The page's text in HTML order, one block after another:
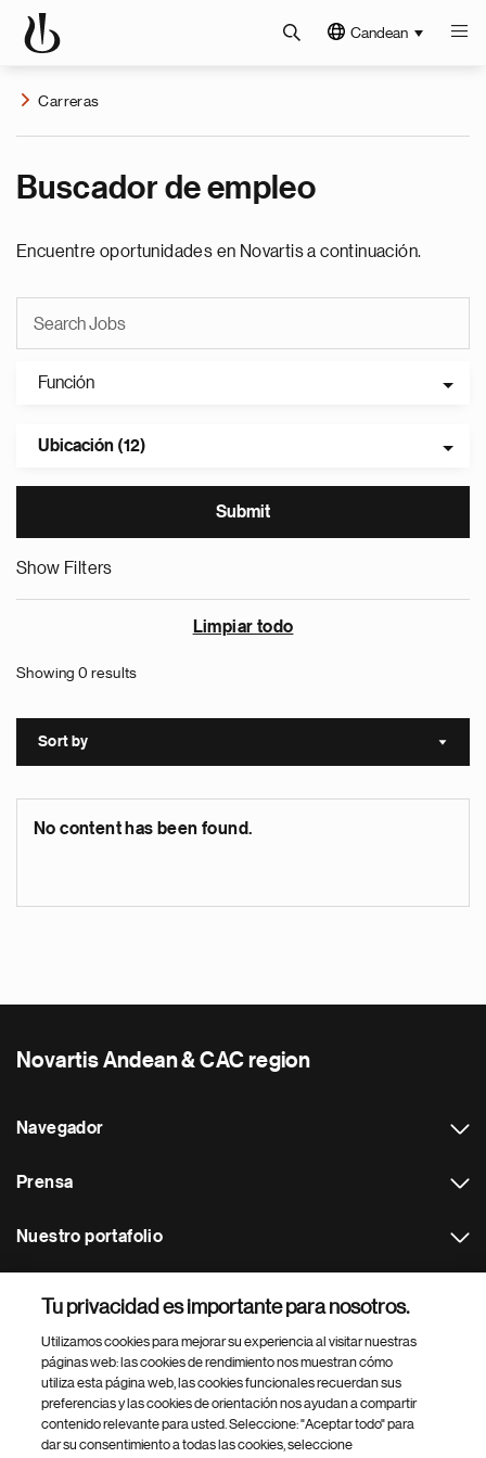
Candean
Carreras
Buscador de empleo
Encuentre oportunidades en Novartis a continuación.
Función
Ubicación (12)
Show Filters
Limpiar todo
Showing 0 results
Sort by Sort
No content has been found.
Novartis Andean & CAC region
Navegador
Prensa
Nuestro portafolio
Footer Site Search
Tu privacidad es importante para nosotros.
Utilizamos cookies para mejorar su experiencia al visitar nuestras
páginas web: las cookies de rendimiento nos muestran cómo
utiliza esta página web, las cookies funcionales recuerdan sus
preferencias y las cookies de orientación nos ayudan a compartir
contenido relevante para usted. Seleccione: "Aceptar todo" para
dar su consentimiento a todas las cookies, seleccione